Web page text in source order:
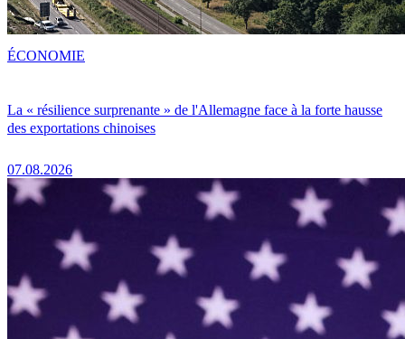
La « résilience surprenante » de l'Allemagne face à la forte hausse
des exportations chinoises
07.08.2026
ÉCONOMIE